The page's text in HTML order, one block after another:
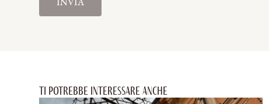
Ti potrebbe interessare anche